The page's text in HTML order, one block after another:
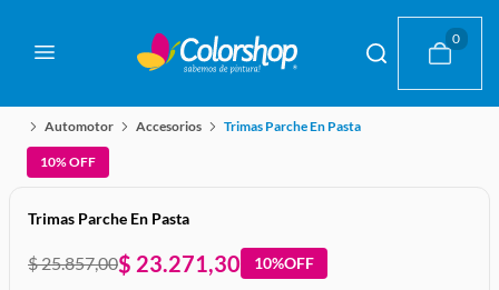
0
Automotor Accesorios Trimas Parche En Pasta
10%OFF
Trimas Parche En Pasta
$25.857,00$ 23.271,30 10%OFF